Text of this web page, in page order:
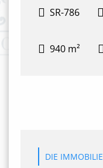
SR-786
940 m²
DIE IMMOBILIE